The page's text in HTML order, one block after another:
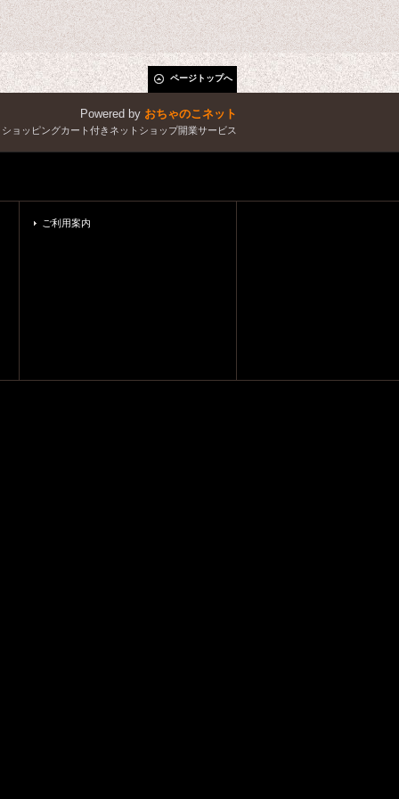
ページトップへ
Powered by おちゃのこネット
ョッピングカート付きネットショップ開業サービス
ご利用案内